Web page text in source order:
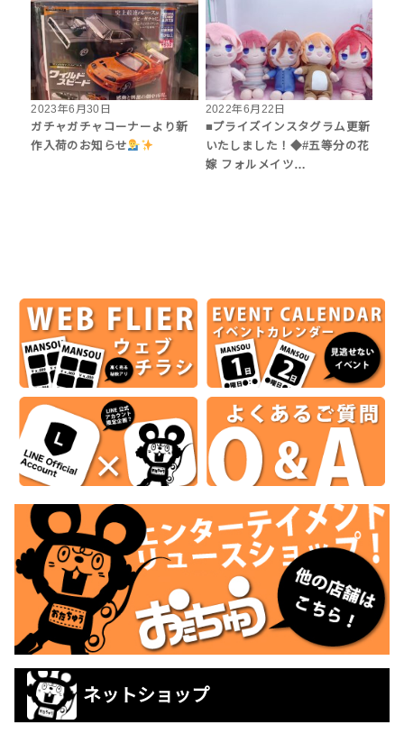
2023年6月30日
ガチャガチャコーナーより新
作入荷のお知らせ
2022年6月22日
■プライズインスタグラム更新
いたしました！◆#五等分の花
嫁 フォルメイツ…
ネットショップ